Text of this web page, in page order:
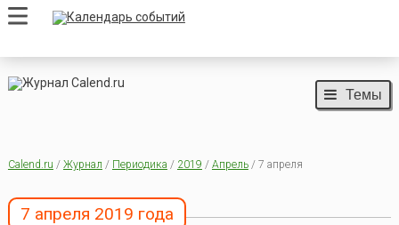
Темы
Calend.ru / Журнал / Периодика / 2019 / Апрель/ 7 апреля
7 апреля 2019 года